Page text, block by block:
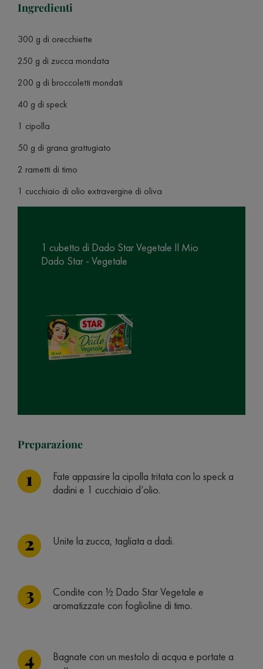
Ingredienti
300 g di orecchiette
250 g di zucca mondata
200 g di broccoletti mondati
40 g di speck
1 cipolla
50 g di grana grattugiato
2 rametti di timo
1 cucchiaio di olio extravergine di oliva
1 cubetto di Dado Star Vegetale Il Mio
Dado Star - Vegetale
Preparazione
Fate appassire la cipolla tritata con lo speck a
dadini e 1 cucchiaio d’olio.
Unite la zucca, tagliata a dadi.
Condite con ½ Dado Star Vegetale e
aromatizzate con foglioline di timo.
Bagnate con un mestolo di acqua e portate a